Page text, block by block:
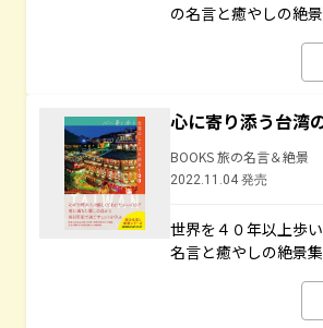
の名言と癒やしの絶
心に寄り添う台湾
BOOKS 旅の名言＆絶景
2022.11.04 発売
世界を４０年以上歩
名言と癒やしの絶景集